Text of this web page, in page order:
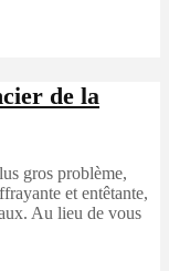
de la
gros problème,
et entêtante,
Au lieu de vous